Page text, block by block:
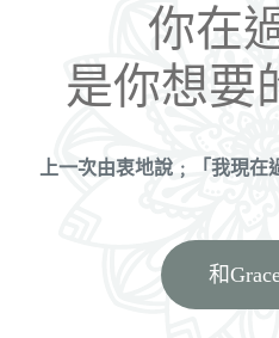
你在
是你想要
上一次由衷地說﹔「我現在
和